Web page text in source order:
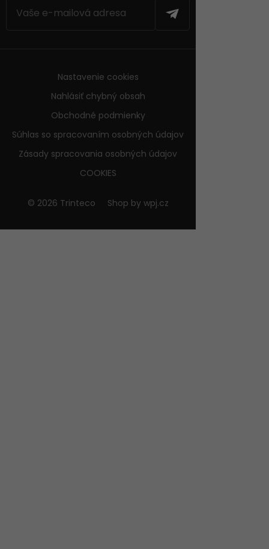
© 2026 Trinteco
Nastavenie cookies
Nahlásiť chybný obsah
Obchodné podmienky
Súhlas so spracovaním osobných údajov
Zásady spracovania osobných údajov
COOKIES
Shop by wpj.cz